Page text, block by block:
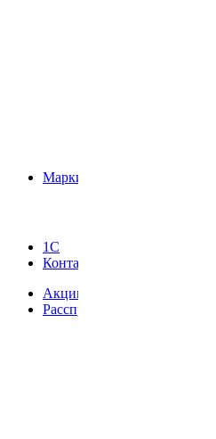
Маркировка
1С
Контакты
Акции
Расспродажа